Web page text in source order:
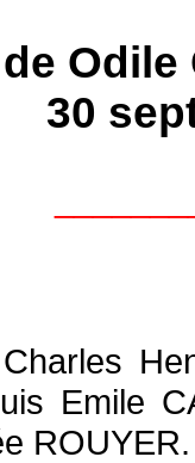
Odile
30
Emile
ROUYER.